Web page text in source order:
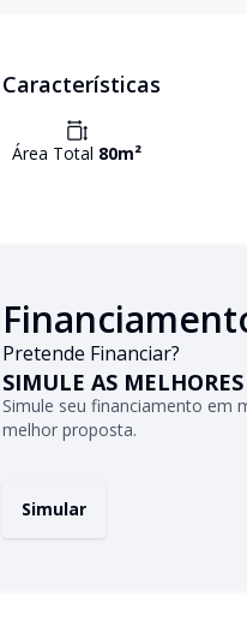
Características
Área Total 80m²
Pretende Financiar?
SIMULE AS
Simule seu financiamento em
melhor proposta.
Simular